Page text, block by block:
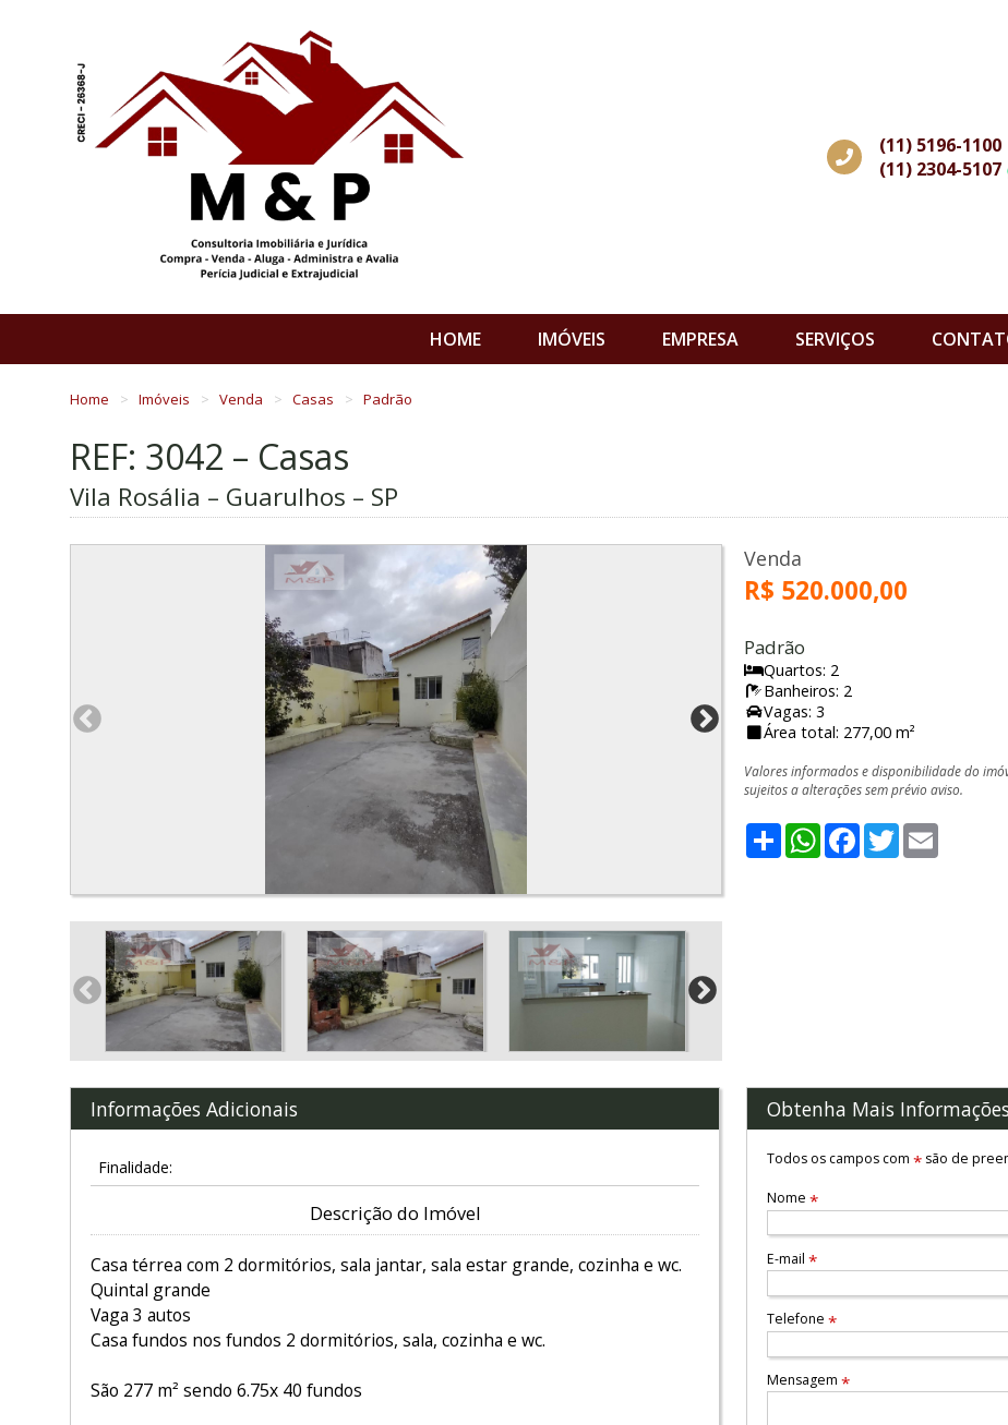
(11) 5196-1100
(11) 2304-5107
HOME IMÓVEIS EMPRESA SERVIÇOS
Home Imóveis Venda Casas Padrão
REF: 3042 – Casas
Vila Rosália – Guarulhos – SP
Venda
R$ 520.000,00
Padrão
Quartos: 2
Banheiros: 2
Vagas: 3
Área total: 277,00 m²
Valores informados e disponibilidade do
sujeitos a alterações sem prévio aviso.
ShareWhatsApp
Facebook
Twitter
Informações Adicionais
Finalidade:
Descrição do Imóvel
Casa térrea com 2 dormitórios, sala jantar, sala estar grande, cozinha e wc.
Quintal grande
Vaga 3 autos
Casa fundos nos fundos 2 dormitórios, sala, cozinha e wc.
São 277 m² sendo 6.75x 40 fundos
Obtenha Mais Informações
Todos os campos com *são de
Nome *
E-mail *
Telefone *
Mensagem *